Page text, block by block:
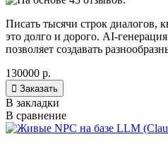
Писать тысячи строк диалогов,
это долго и дорого. AI-
позволяет создавать
130000 р.
 Заказать
В закладки
В сравнение